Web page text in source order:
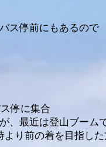
ス停前にもあるので
停に集合
、最近は登山ブーム
り前の着を目指した